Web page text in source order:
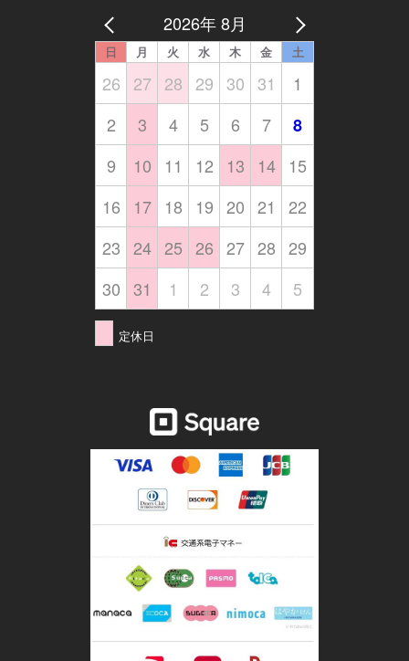
2026年 8月
日 月 火 水 木 金 土
26 27 28 29 30 31
1
2
3 4 5 6 7
8
9
10 11 12 13 14
15
16
17 18 19 20 21
22
23 24 25 26 27 28 29
30 31 1 2 3 4 5
定休日